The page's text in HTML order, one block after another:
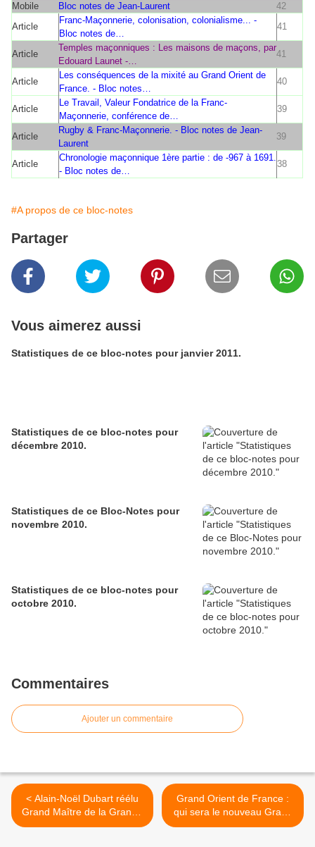
Mobile
Bloc notes de Jean-Laurent
42
Article
Franc-Maçonnerie, colonisation, colonialisme... -
Bloc notes de…
41
Article
Temples maçonniques : Les maisons de maçons, par
Edouard Launet -…
41
Article
Les conséquences de la mixité au Grand Orient de
France. - Bloc notes…
40
Article
Le Travail, Valeur Fondatrice de la Franc-
Maçonnerie, conférence de…
39
Article
Rugby & Franc-Maçonnerie. - Bloc notes de Jean-
Laurent
39
Article
Chronologie maçonnique 1ère partie : de -967 à 1691.
- Bloc notes de…
38
#A propos de ce bloc-notes
Partager
Vous aimerez aussi
Statistiques de ce bloc-notes pour janvier 2011.
Statistiques de ce bloc-notes pour
décembre 2010.
Statistiques de ce Bloc-Notes pour
novembre 2010.
Statistiques de ce bloc-notes pour
octobre 2010.
Commentaires
Ajouter un commentaire
< Alain-Noël Dubart réélu
Grand Maître de la Grande
Loge de France.
Grand Orient de France :
qui sera le nouveau Grand
Maître? Quels sont les